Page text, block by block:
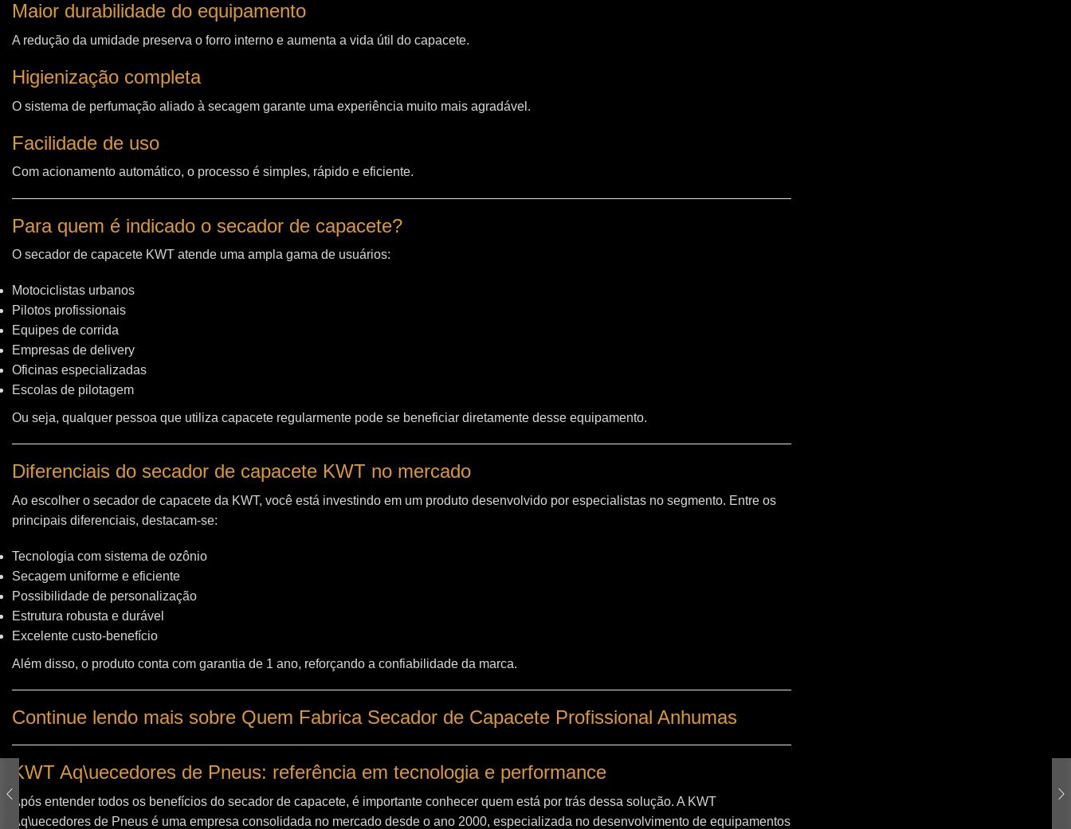
Maior durabilidade do equipamento
A redução da umidade preserva o forro interno e aumenta a vida útil do capacete.
Higienização completa
O sistema de perfumação aliado à secagem garante uma experiência muito mais agradável.
Facilidade de uso
Com acionamento automático, o processo é simples, rápido e eficiente.
Para quem é indicado o secador de capacete?
O secador de capacete KWT atende uma ampla gama de usuários:
Motociclistas urbanos
Pilotos profissionais
Equipes de corrida
Empresas de delivery
Oficinas especializadas
Escolas de pilotagem
Ou seja, qualquer pessoa que utiliza capacete regularmente pode se beneficiar diretamente desse equipamento.
Diferenciais do secador de capacete KWT no mercado
Ao escolher o secador de capacete da KWT, você está investindo em um produto desenvolvido por especialistas no segmento. Entre os
principais diferenciais, destacam-se:
Tecnologia com sistema de ozônio
Secagem uniforme e eficiente
Possibilidade de personalização
Estrutura robusta e durável
Excelente custo-benefício
Além disso, o produto conta com garantia de 1 ano, reforçando a confiabilidade da marca.
Continue lendo mais sobre Quem Fabrica Secador de Capacete Profissional Anhumas
KWT Aq\uecedores de Pneus: referência em tecnologia e performance
Após entender todos os benefícios do secador de capacete, é importante conhecer quem está por trás dessa solução. A KWT
Aq\uecedores de Pneus é uma empresa consolidada no mercado desde o ano 2000, especializada no desenvolvimento de equipamentos